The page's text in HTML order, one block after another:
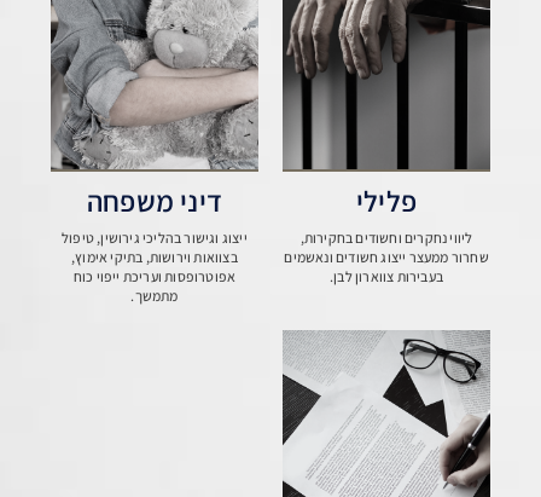
פלילי
ליווי נחקרים וחשודים בחקירות,
שחרור ממעצר ייצוג חשודים ונאשמים
בעבירות צווארון לבן.
דיני משפחה
ייצוג וגישור בהליכי גירושין, טיפול
בצוואות וירושות, בתיקי אימוץ,
אפוטרופסות ועריכת ייפוי כוח
מתמשך.